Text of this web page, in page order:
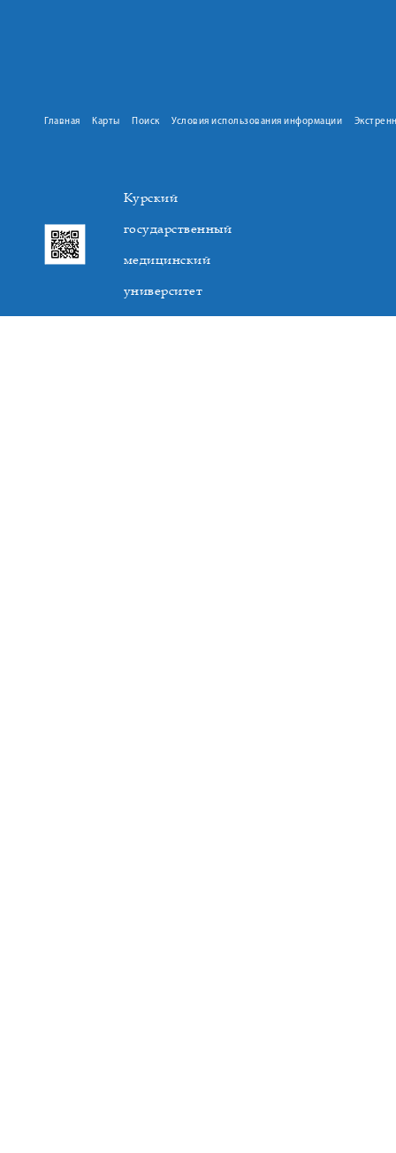
Главная Карты Поиск Условия использования информации
Курский
государственный
медицинский
университет